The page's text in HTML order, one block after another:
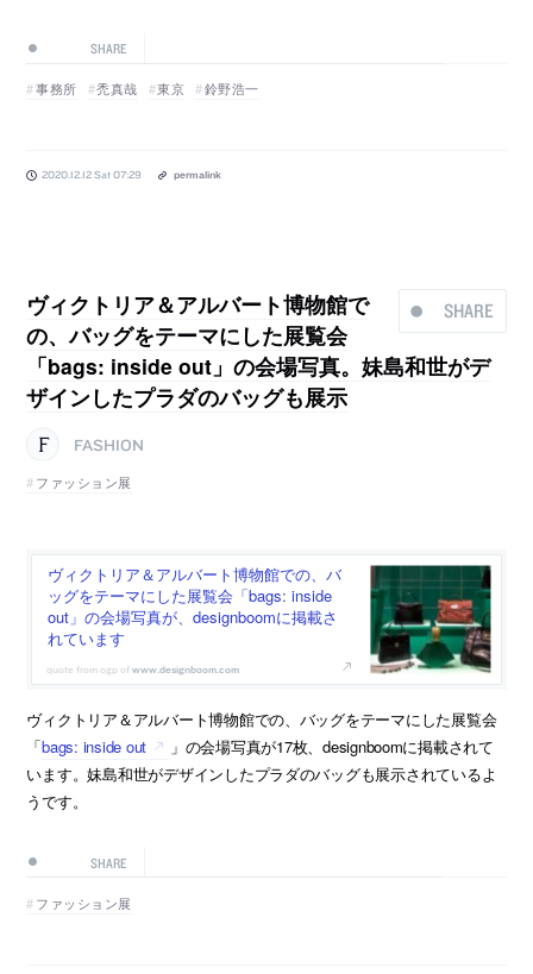
SHARE
事務所 禿真哉 東京 鈴野浩一
2020.12.12 Sat 07:29 permalink
SHARE
ヴィクトリア＆アルバート博物館で
の、バッグをテーマにした展覧会
「bags: inside out」の会場写真。妹島和世がデ
ザインしたプラダのバッグも展示
FASHION
ファッション展
ヴィクトリア＆アルバート博物館での、バ
ッグをテーマにした展覧会「bags: inside
out」の会場写真が、designboomに掲載さ
れています
www.designboom.com
ヴィクトリア＆アルバート博物館での、バッグをテーマにした展覧会
「bags: inside out
」の会場写真が17枚、designboomに掲載されて
います。妹島和世がデザインしたプラダのバッグも展示されているよ
うです。
SHARE
ファッション展